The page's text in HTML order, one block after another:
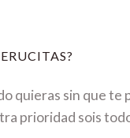
quieras sin que te
prioridad sois